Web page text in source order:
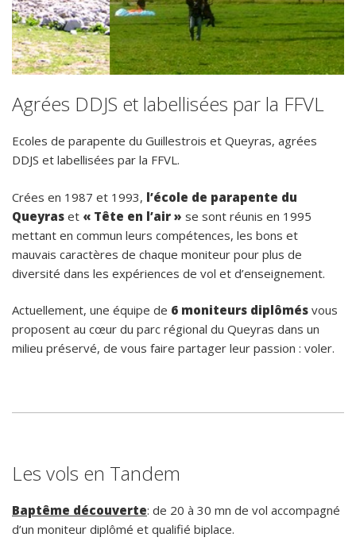
Agrées DDJS et labellisées par la FFVL
Ecoles de parapente du Guillestrois et Queyras, agrées
DDJS et labellisées par la FFVL.
Crées en 1987 et 1993, l’école de parapente du
Queyras et « Tête en l’air » se sont réunis en 1995
mettant en commun leurs compétences, les bons et
mauvais caractères de chaque moniteur pour plus de
diversité dans les expériences de vol et d’enseignement.
Actuellement, une équipe de 6 moniteurs diplômés vous
proposent au cœur du parc régional du Queyras dans un
milieu préservé, de vous faire partager leur passion : voler.
Les vols en Tandem
Baptême découverte: de 20 à 30 mn de vol accompagné
d’un moniteur diplômé et qualifié biplace.